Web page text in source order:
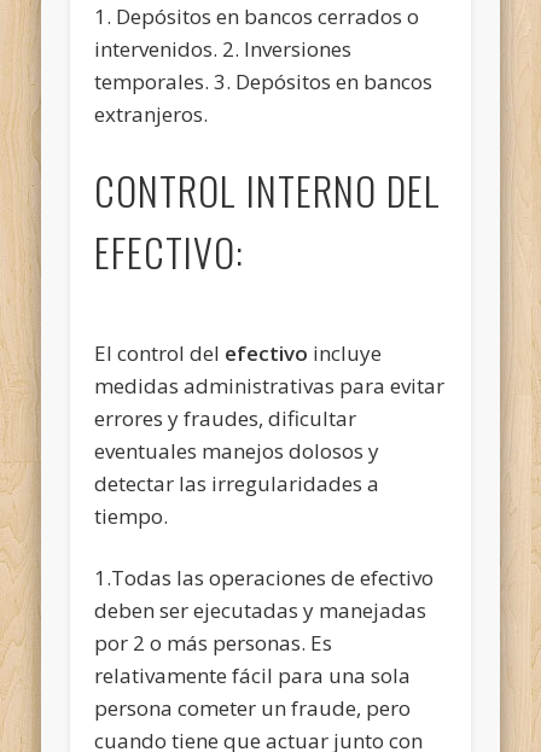
1. Depósitos en bancos cerrados o
intervenidos. 2. Inversiones
temporales. 3. Depósitos en bancos
extranjeros.
CONTROL INTERNO DEL
EFECTIVO:
El control del efectivo incluye
medidas administrativas para evitar
errores y fraudes, dificultar
eventuales manejos dolosos y
detectar las irregularidades a
tiempo.
1.Todas las operaciones de efectivo
deben ser ejecutadas y manejadas
por 2 o más personas. Es
relativamente fácil para una sola
persona cometer un fraude, pero
cuando tiene que actuar junto con